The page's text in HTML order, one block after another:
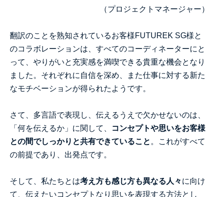
（プロジェクトマネージャー）
翻訳のことを熟知されているお客様FUTUREK SG様と
のコラボレーションは、すべてのコーディネーターにと
って、やりがいと充実感を満喫できる貴重な機会となり
ました。それぞれに自信を深め、また仕事に対する新た
なモチベーションが得られたようです。
さて、多言語で表現し、伝えるうえで欠かせないのは、
「何を伝えるか」に関して、
コンセプトや思いをお客様
との間でしっかりと共有できていること 。これがすべて
の前提であり、出発点です。
そして、私たちとは考え方も感じ方も異なる人々に向け
て、伝えたいコンセプトなり思いを表現する方法とし